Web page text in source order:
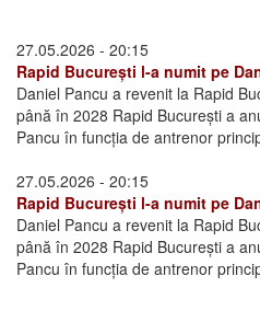
27.05.2026 - 20:15
Rapid București l-a numit pe
Daniel Pancu a revenit la Rapid
până în 2028 Rapid București a
Pancu în funcția de antrenor
27.05.2026 - 20:15
Rapid București l-a numit pe
Daniel Pancu a revenit la Rapid
până în 2028 Rapid București a
Pancu în funcția de antrenor